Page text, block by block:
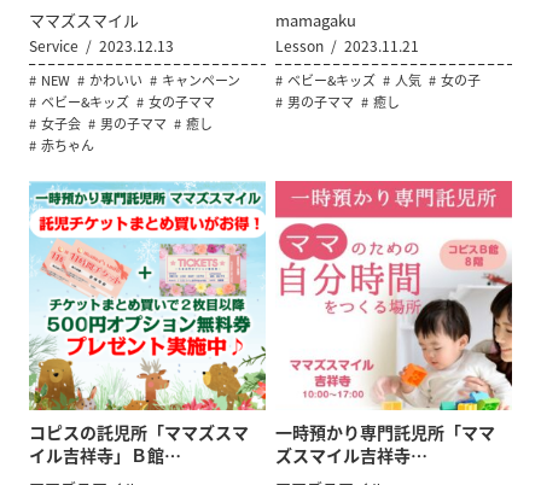
ママズスマイル
Service 2023.12.13
NEW かわいい
キャンペーン
ベビー&キッズ
女の子ママ
女子会
男の子ママ
癒し
赤ちゃん
mamagaku
Lesson 2023.11.21
ベビー&キッズ 人気
女の子
男の子ママ
癒し
コピスの託児所「ママズスマ
イル吉祥寺」Ｂ館…
一時預かり専門託児所「ママ
ズスマイル吉祥寺…